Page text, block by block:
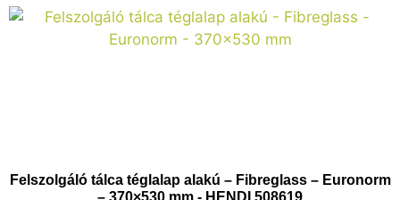
Felszolgáló tálca téglalap alakú – Fibreglass – Euronorm
– 370×530 mm - HENDI 508619